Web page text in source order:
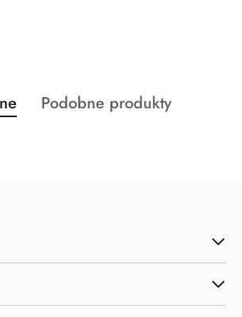
produktów
Produkty
Podobne produkty